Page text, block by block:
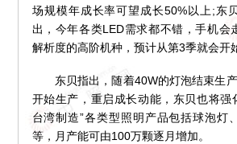
场规模年成长率可望成长50%以上;东
出，今年各类LED需求都不错，手机会
解析度的高阶机种，预计从第3季就会开
东贝指出，随着40W的灯泡结束生产
开始生产，重启成长动能，东贝也将强
台湾制造”各类型照明产品包括球泡灯
等，月产能可由100万颗逐月增加。